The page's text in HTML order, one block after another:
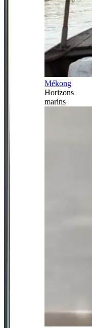
Mékong
Horizons
marins